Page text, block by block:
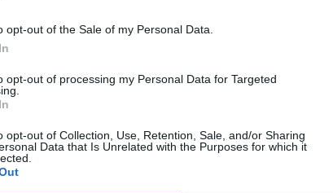
opt-out of the Sale of my Personal Data.
opt-out of processing my Personal Data for Targeted
opt-out of Collection, Use, Retention, Sale, and/or Sharing
Data that Is Unrelated with the Purposes for which it
Szalmonellával fertőzött